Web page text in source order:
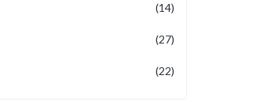
(14)
(27)
(22)